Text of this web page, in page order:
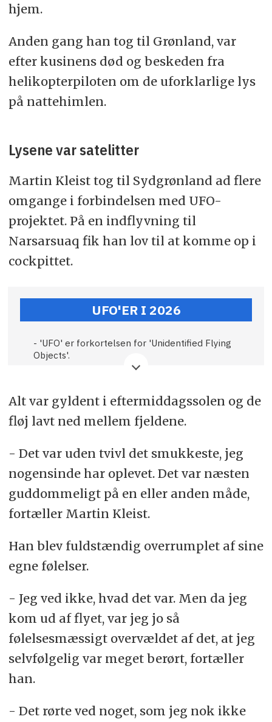
hjem.
Anden gang han tog til Grønland, var
efter kusinens død og beskeden fra
helikopterpiloten om de uforklarlige lys
på nattehimlen.
Lysene var satelitter
Martin Kleist tog til Sydgrønland ad flere
omgange i forbindelsen med UFO-
projektet. På en indflyvning til
Narsarsuaq fik han lov til at komme op i
cockpittet.
UFO'ER I 2026
- 'UFO' er forkortelsen for 'Unidentified Flying
Objects'.
fiction-bøger og film, er det også noget, der
optager mennesker verden over.
rapporteret om underlige lysfænomener og
- Særligt inden for de seneste år er der opstået
en fornyet interesse, efter at det amerikanske
forsvarsministerium Pentagon har publiceret
- Der findes efterhånden også flere UFO-
podcasts. Blandt andre Martin Kleists
'Flyvende tallerken', der hver uge dykker alt,
der har med rummet og universet at gøre.
Alt var gyldent i eftermiddagssolen og de
fløj lavt ned mellem fjeldene.
- Det var uden tvivl det smukkeste, jeg
nogensinde har oplevet. Det var næsten
guddommeligt på en eller anden måde,
fortæller Martin Kleist.
Han blev fuldstændig overrumplet af sine
egne følelser.
- Jeg ved ikke, hvad det var. Men da jeg
kom ud af flyet, var jeg jo så
følelsesmæssigt overvældet af det, at jeg
selvfølgelig var meget berørt, fortæller
han.
- Det rørte ved noget, som jeg nok ikke